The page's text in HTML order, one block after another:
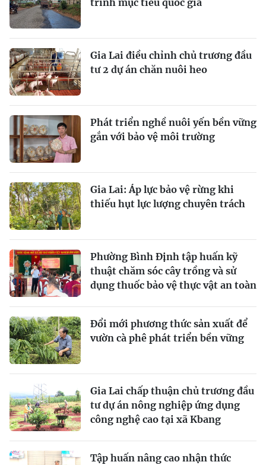
Gia Lai điều chỉnh chủ trương đầu
tư 2 dự án chăn nuôi heo
Phát triển nghề nuôi yến bền vững
gắn với bảo vệ môi trường
Gia Lai: Áp lực bảo vệ rừng khi
thiếu hụt lực lượng chuyên trách
Phường Bình Định tập huấn kỹ
thuật chăm sóc cây trồng và sử
dụng thuốc bảo vệ thực vật an toàn
Đổi mới phương thức sản xuất để
vườn cà phê phát triển bền vững
Gia Lai chấp thuận chủ trương đầu
tư dự án nông nghiệp ứng dụng
công nghệ cao tại xã Kbang
Tập huấn nâng cao nhận thức